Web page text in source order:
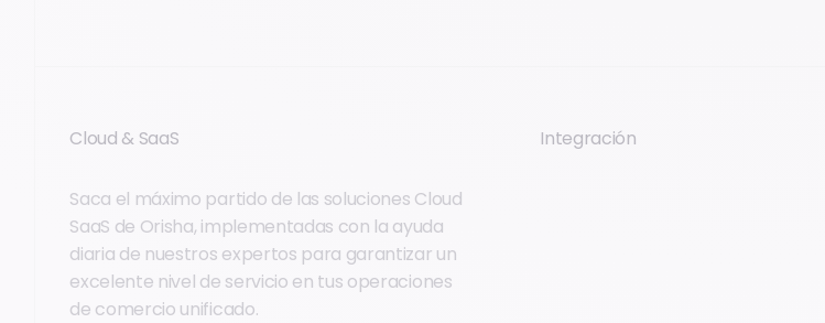
Cloud & SaaS
Saca el máximo partido de las soluciones Cloud
SaaS de Orisha, implementadas con la ayuda
diaria de nuestros expertos para garantizar un
excelente nivel de servicio en tus operaciones
de comercio unificado.
Integración